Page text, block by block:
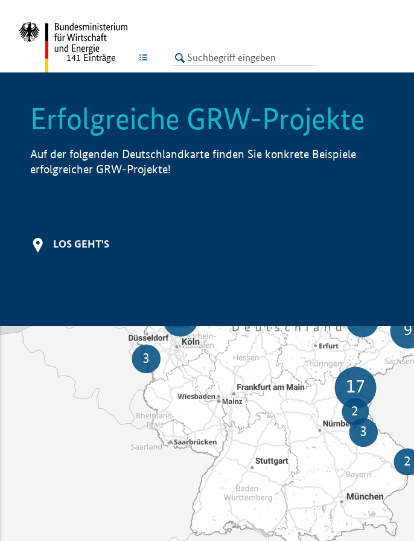
LISTE
141 Einträge
Erfolgreiche GRW-Projekte
Auf der folgenden Deutschlandkarte finden Sie konkrete Beispiele
erfolgreicher GRW-Projekte!
LOS GEHT'S